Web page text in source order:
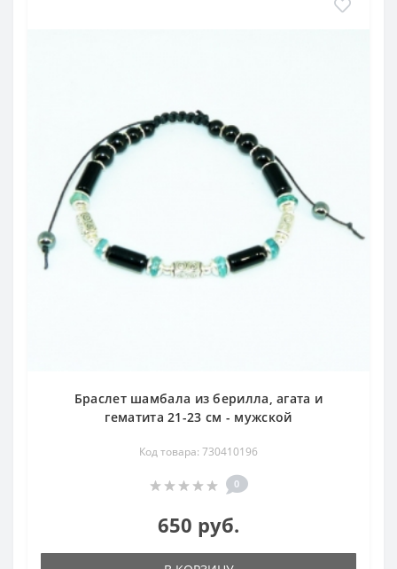
Браслет шамбала из берилла, агата и
гематита 21-23 см - мужской
Код товара: 730410196
0
650 руб.